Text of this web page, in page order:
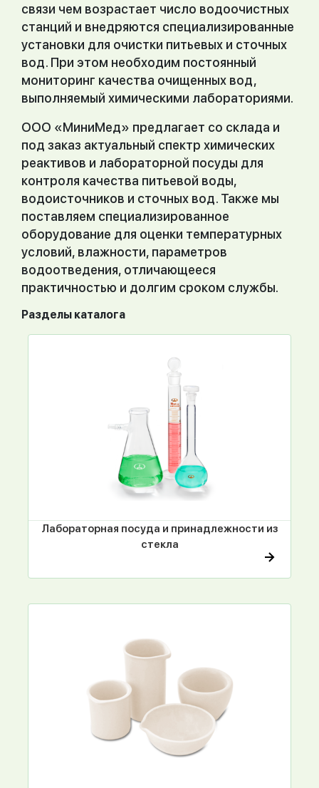
связи чем возрастает число водоочистных
станций и внедряются специализированные
установки для очистки питьевых и сточных
вод. При этом необходим постоянный
мониторинг качества очищенных вод,
выполняемый химическими лабораториями.
ООО «МиниМед» предлагает со склада и
под заказ актуальный спектр химических
реактивов и лабораторной посуды для
контроля качества питьевой воды,
водоисточников и сточных вод. Также мы
поставляем специализированное
оборудование для оценки температурных
условий, влажности, параметров
водоотведения, отличающееся
практичностью и долгим сроком службы.
Разделы каталога
Лабораторная посуда и принадлежности из
стекла